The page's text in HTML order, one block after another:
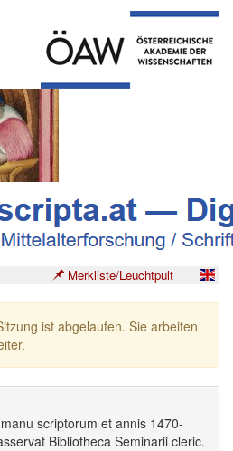
Merkliste/Leuchtpult
ist abgelaufen. Sie arbeiten
scriptorum et annis 1470-
Bibliotheca Seminarii cleric.